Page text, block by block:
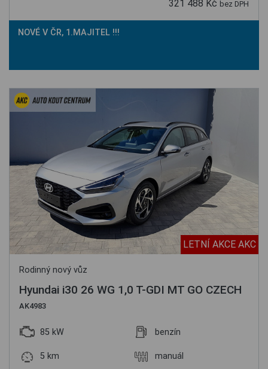
321 488 Kč bez DPH
NOVÉ V ČR, 1.MAJITEL !!!
LETNÍ AKCE AKC
Rodinný nový vůz
Hyundai i30 26 WG 1,0 T-GDI MT GO CZECH
AK4983
85 kW benzín
5 km manuál